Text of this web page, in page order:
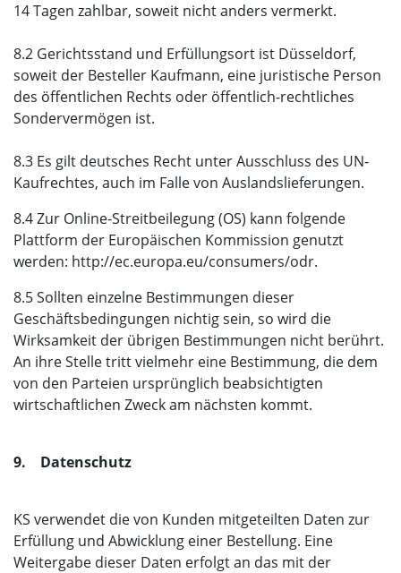
14 Tagen zahlbar, soweit nicht anders vermerkt.
8.2 Gerichtsstand und Erfüllungsort ist Düsseldorf,
soweit der Besteller Kaufmann, eine juristische Person
des öffentlichen Rechts oder öffentlich-rechtliches
Sondervermögen ist.
8.3 Es gilt deutsches Recht unter Ausschluss des UN-
Kaufrechtes, auch im Falle von Auslandslieferungen.
8.4 Zur Online-Streitbeilegung (OS) kann folgende
Plattform der Europäischen Kommission genutzt
werden: http://ec.europa.eu/consumers/odr.
8.5 Sollten einzelne Bestimmungen dieser
Geschäftsbedingungen nichtig sein, so wird die
Wirksamkeit der übrigen Bestimmungen nicht berührt.
An ihre Stelle tritt vielmehr eine Bestimmung, die dem
von den Parteien ursprünglich beabsichtigten
wirtschaftlichen Zweck am nächsten kommt.
9. Datenschutz
KS verwendet die von Kunden mitgeteilten Daten zur
Erfüllung und Abwicklung einer Bestellung. Eine
Weitergabe dieser Daten erfolgt an das mit der